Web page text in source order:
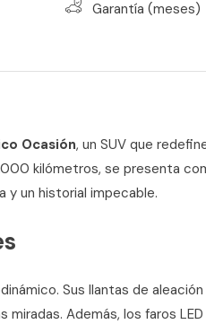
Garantía (meses)
Ocasión, un SUV que
kilómetros, se presenta
un historial impecable.
Sus llantas de
Además, los faros